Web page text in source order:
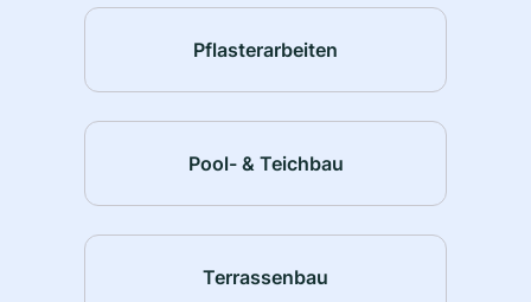
Pflasterarbeiten
Pool- & Teichbau
Terrassenbau